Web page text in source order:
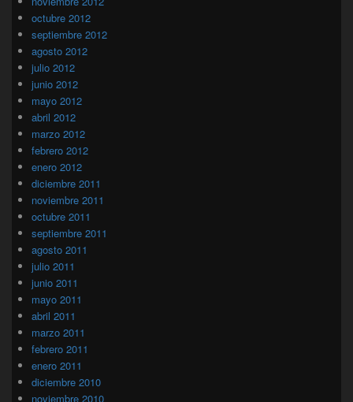
octubre 2012
septiembre 2012
agosto 2012
julio 2012
junio 2012
mayo 2012
abril 2012
marzo 2012
febrero 2012
enero 2012
diciembre 2011
noviembre 2011
octubre 2011
septiembre 2011
agosto 2011
julio 2011
junio 2011
mayo 2011
abril 2011
marzo 2011
febrero 2011
enero 2011
diciembre 2010
noviembre 2010